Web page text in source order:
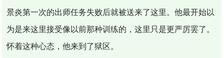
景炎第一次的出师任务失败后就被送来了这里。他最开始以
为是来这里接受像以前那种训练的，这里只是更严厉罢了。
怀着这种心态，他来到了狱区。